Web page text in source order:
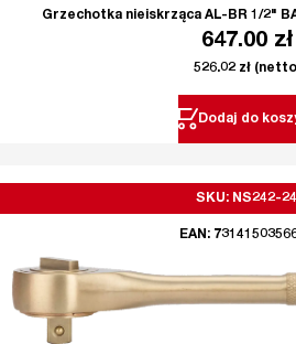
Grzechotka nieiskrząca AL-BR 1/2"
647.00 zł
526.02 zł
Dodaj do
SKU: NS242-24
EAN: